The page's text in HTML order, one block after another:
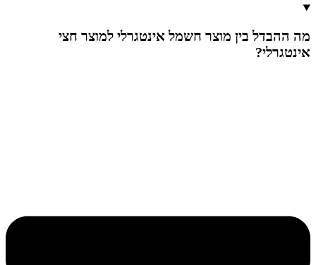
מה ההבדל בין מוצר חשמל אינטגרלי למוצר חצי
אינטגרלי?